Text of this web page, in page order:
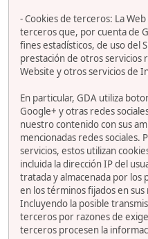
- Cookies de terceros: La
terceros que, por cuenta de
fines estadísticos, de uso del
prestación de otros servicios
Website y otros servicios de
En particular, GDA utiliza
Google+ y otras redes
nuestro contenido con sus
mencionadas redes sociales.
servicios, estos utilizan
incluida la dirección IP del
tratada y almacenada por los
en los términos fijados en
Incluyendo la posible
terceros por razones de
terceros procesen la